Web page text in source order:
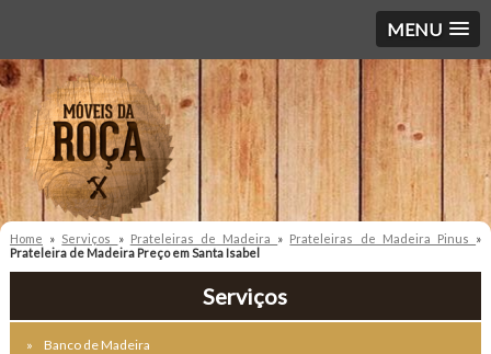
MENU
Home » Serviços » Prateleiras de Madeira » Prateleiras de Madeira Pinus »
Prateleira de Madeira Preço em Santa Isabel
Serviços
Banco de Madeira